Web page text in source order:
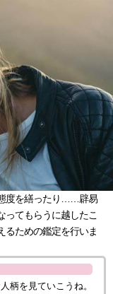
度を繕ったり……辟易
てもらうに越したこ
るための鑑定を行いま
柄を見ていこうね。